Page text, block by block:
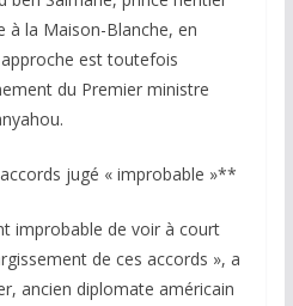
à la Maison-Blanche, en
est toutefois
du Premier ministre
jugé « improbable »**
improbable de voir à court
de ces accords », a
ancien diplomate américain